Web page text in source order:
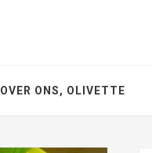
OVER ONS, OLIVETTE